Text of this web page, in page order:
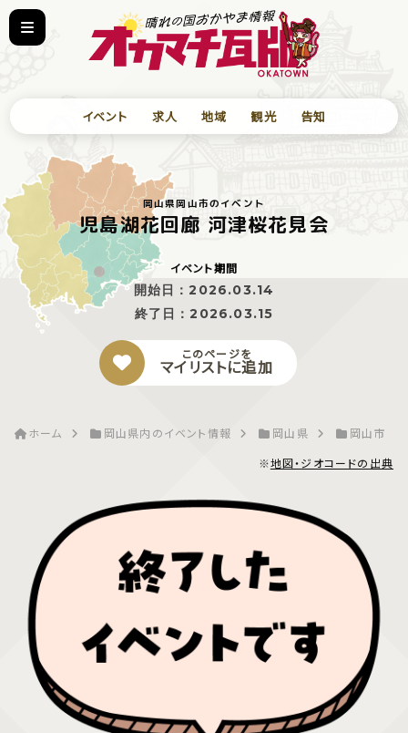
イベント 求人 地域 観光 告知
岡山県岡山市のイベント
児島湖花回廊 河津桜花見会
イベント期間
開始日：2026.03.14
終了日：2026.03.15
このページを
マイリストに追加
ホーム 岡山県内のイベント情報 岡山県
岡山市
※地図・ジオコードの出典